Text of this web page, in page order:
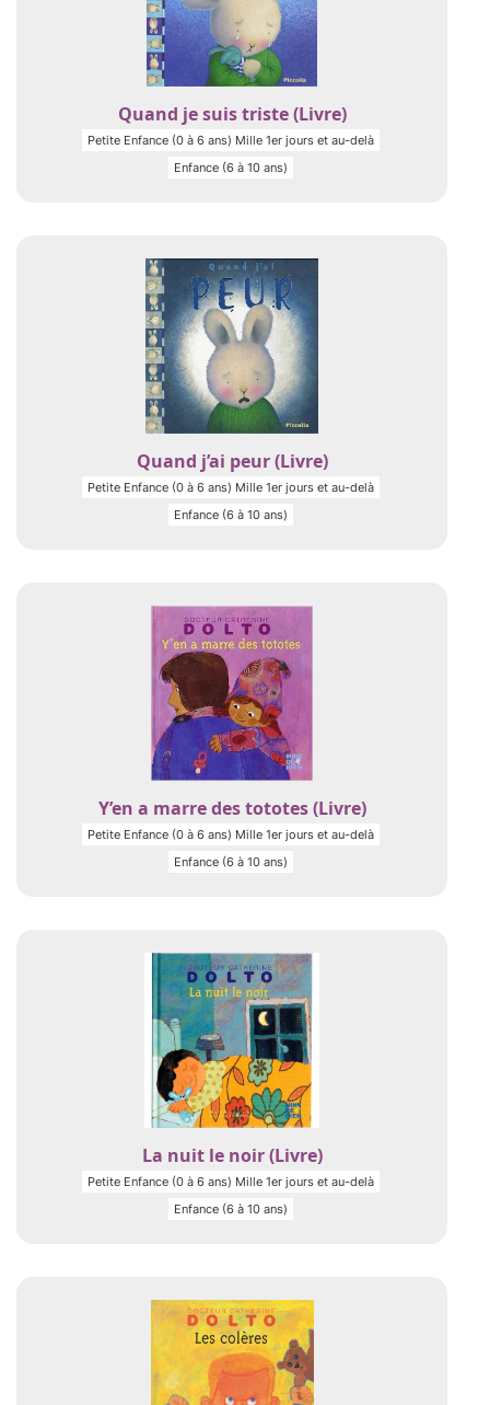
Quand je suis triste (Livre)
Petite Enfance (0 à 6 ans) Mille 1er jours et au-delà
Enfance (6 à 10 ans)
Quand j’ai peur (Livre)
Petite Enfance (0 à 6 ans) Mille 1er jours et au-delà
Enfance (6 à 10 ans)
Y’en a marre des tototes (Livre)
Petite Enfance (0 à 6 ans) Mille 1er jours et au-delà
Enfance (6 à 10 ans)
La nuit le noir (Livre)
Petite Enfance (0 à 6 ans) Mille 1er jours et au-delà
Enfance (6 à 10 ans)